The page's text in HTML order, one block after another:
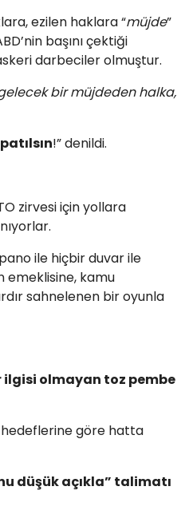
ezilen haklara “müjde”
başını çektiği
darbeciler olmuştur.
bir müjdeden halka,
!” denildi.
zirvesi için yollara
ile hiçbir duvar ile
emeklisine, kamu
sahnelenen bir oyunla
ilgisi olmayan toz pembe
hedeflerine göre hatta
düşük açıkla” talimatı